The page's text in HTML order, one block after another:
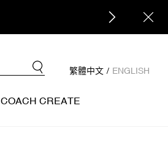
繁體中文 / ENGLISH
COACH CREATE